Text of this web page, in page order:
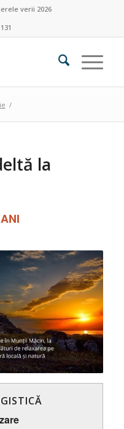
verii 2026
/
la